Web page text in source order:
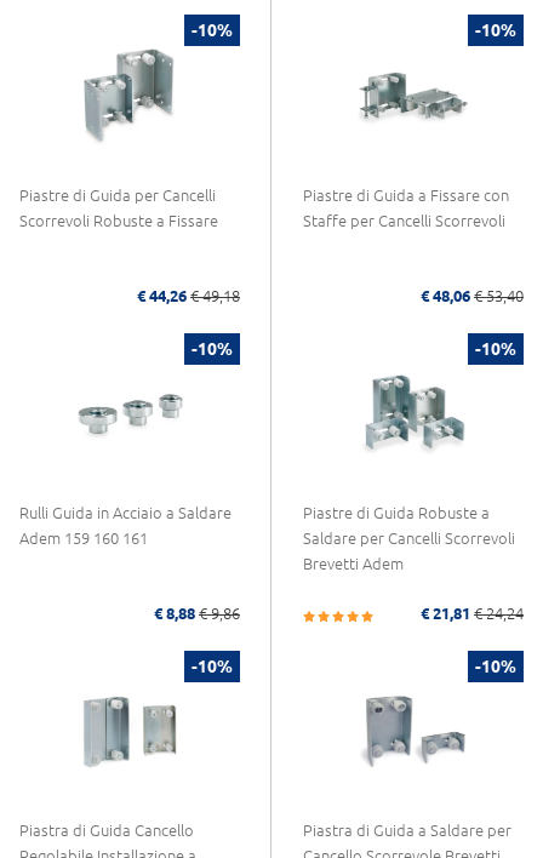
-10%
Piastre di Guida per Cancelli
Scorrevoli Robuste a Fissare
€ 44,26 € 49,18
-10%
Piastre di Guida a Fissare con
Staffe per Cancelli Scorrevoli
€ 48,06 € 53,40
-10%
Rulli Guida in Acciaio a Saldare
Adem 159 160 161
€ 8,88 € 9,86
-10%
Piastre di Guida Robuste a
Saldare per Cancelli Scorrevoli
Brevetti Adem
€ 21,81 € 24,24
-10%
Piastra di Guida Cancello
-10%
Piastra di Guida a Saldare per